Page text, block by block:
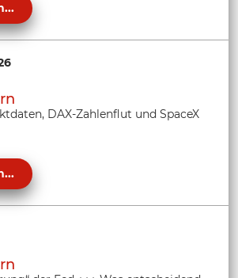
DAX-Zahlenflut und SpaceX